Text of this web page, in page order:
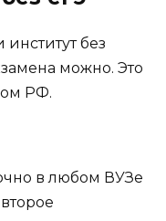
без
можно. Это
РФ.
в любом ВУЗе